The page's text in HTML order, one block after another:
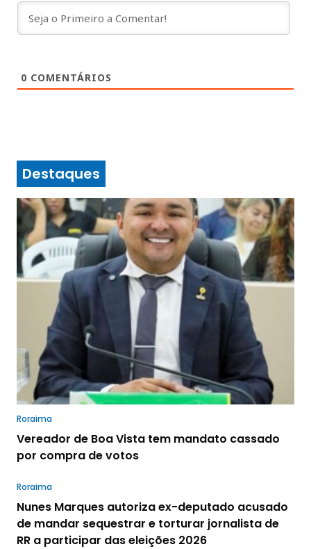
0 COMENTÁRIOS
Destaques
Roraima
Vereador de Boa Vista tem mandato cassado
por compra de votos
Roraima
Nunes Marques autoriza ex-deputado acusado
de mandar sequestrar e torturar jornalista de
RR a participar das eleições 2026